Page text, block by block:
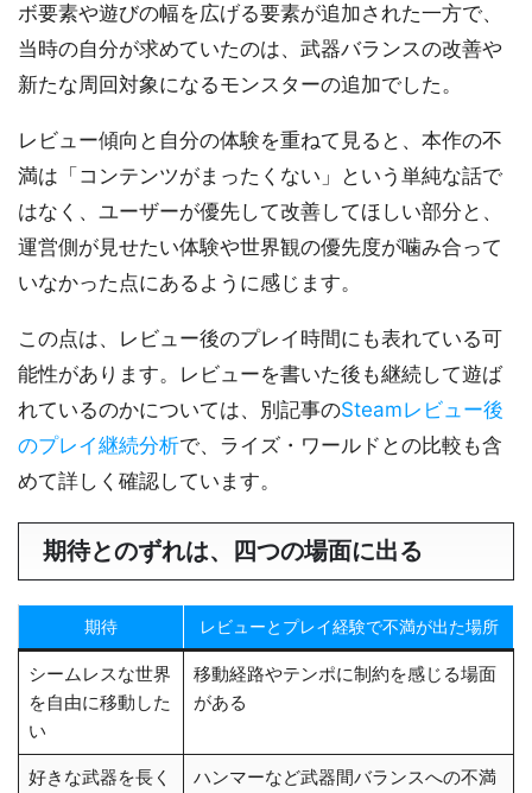
ボ要素や遊びの幅を広げる要素が追加された一方で、
当時の自分が求めていたのは、武器バランスの改善や
新たな周回対象になるモンスターの追加でした。
レビュー傾向と自分の体験を重ねて見ると、本作の不
満は「コンテンツがまったくない」という単純な話で
はなく、ユーザーが優先して改善してほしい部分と、
運営側が見せたい体験や世界観の優先度が噛み合って
いなかった点にあるように感じます。
この点は、レビュー後のプレイ時間にも表れている可
能性があります。レビューを書いた後も継続して遊ば
れているのかについては、別記事のSteamレビュー後
のプレイ継続分析で、ライズ・ワールドとの比較も含
めて詳しく確認しています。
期待とのずれは、四つの場面に出る
期待 レビューとプレイ経験で不満が出た場所
シームレスな世界
を自由に移動した
い
移動経路やテンポに制約を感じる場面
がある
好きな武器を長く
ハンマーなど武器間バランスへの不満